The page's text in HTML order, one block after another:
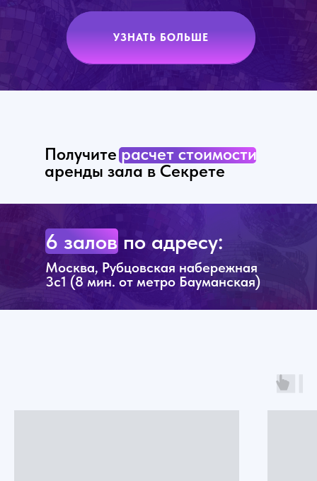
УЗНАТЬ БОЛЬШЕ
Получитерасчет стоимости
аренды зала в Секрете
6 залов по адресу:
Москва, Рубцовская набережная
3с1 (8 мин. от метро Бауманская)